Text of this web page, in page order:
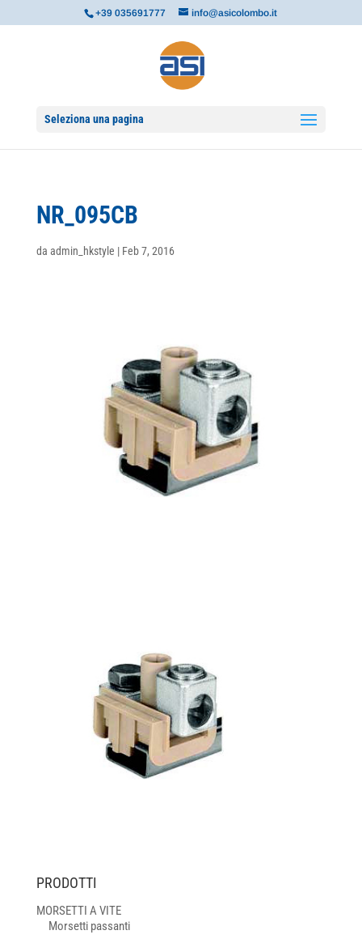
+39 035691777 info@asicolombo.it
Seleziona una pagina
NR_095CB
da admin_hkstyle | Feb 7, 2016
PRODOTTI
MORSETTI A VITE
Morsetti passanti